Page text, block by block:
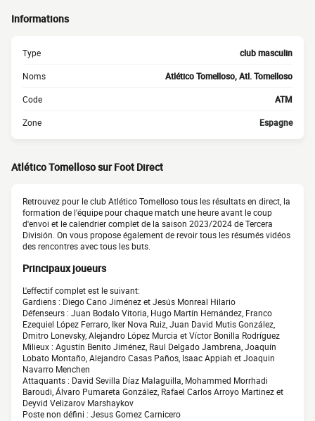
Informations
Type club masculin
Noms Atlético Tomelloso, Atl. Tomelloso
Code ATM
Zone Espagne
Atlético Tomelloso sur Foot Direct
Retrouvez pour le club Atlético Tomelloso tous les résultats en direct, la
formation de l'équipe pour chaque match une heure avant le coup
d'envoi et le calendrier complet de la saison 2023/2024 de Tercera
División. On vous propose également de revoir tous les résumés vidéos
des rencontres avec tous les buts.
Principaux joueurs
L'effectif complet est le suivant:
Gardiens : Diego Cano Jiménez et Jesús Monreal Hilario
Défenseurs : Juan Bodalo Vitoria, Hugo Martín Hernández, Franco
Ezequiel López Ferraro, Iker Nova Ruiz, Juan David Mutis González,
Dmitro Lonevsky, Alejandro López Murcia et Víctor Bonilla Rodríguez
Milieux : Agustín Benito Jiménez, Raul Delgado Jambrena, Joaquín
Lobato Montaño, Alejandro Casas Paños, Isaac Appiah et Joaquin
Navarro Menchen
Attaquants : David Sevilla Díaz Malaguilla, Mohammed Morrhadi
Baroudi, Álvaro Pumareta González, Rafael Carlos Arroyo Martinez et
Deyvid Velizarov Marshaykov
Poste non défini : Jesus Gomez Carnicero